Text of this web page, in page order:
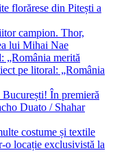
florărese din Pitești a
campion. Thor,
lui Mihai Nae
„România merită
pe litoral: „România
București! În premieră
Duato / Shahar
costume și textile
o locație exclusivistă la